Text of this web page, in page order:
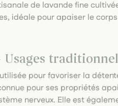
de lavande fine
idéale pour apaiser le corps
pour favoriser la
pour ses propriétés
nerveux. Elle est